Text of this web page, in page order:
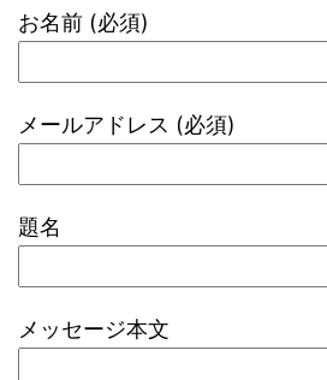
お名前 (必須)
メールアドレス (必須)
題名
メッセージ本文